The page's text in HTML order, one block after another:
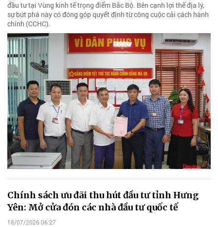
đầu tư tại Vùng kinh tế trọng điểm Bắc Bộ. Bên cạnh lợi thế địa lý,
sự bứt phá này có đóng góp quyết định từ công cuộc cải cách hành
chính (CCHC).
Chính sách ưu đãi thu hút đầu tư tỉnh Hưng
Yên: Mở cửa đón các nhà đầu tư quốc tế
18/07/2026 06:27